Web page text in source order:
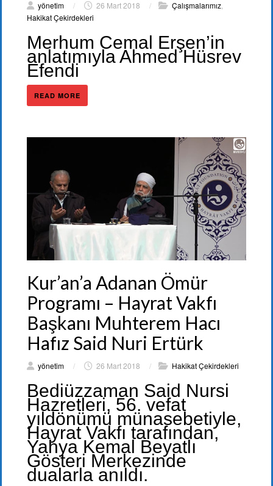
yönetim / 26 Mart 2018 / Çalışmalarımız
Hakikat Çekirdekleri
Merhum Cemal Erşen’in
anlatımıyla Ahmed Hüsrev
Efendi
READ MORE
Kur’an’a Adanan Ömür
Programı – Hayrat Vakfı
Başkanı Muhterem Hacı
Hafız Said Nuri Ertürk
yönetim / 26 Mart 2018 / Hakikat Çekirdekleri
Bediüzzaman Said Nursi
Hazretleri, 56. vefat
yıldönümü münasebetiyle,
Hayrat Vakfı tarafından,
Yahya Kemal Beyatlı
Gösteri Merkezinde
dualarla anıldı.